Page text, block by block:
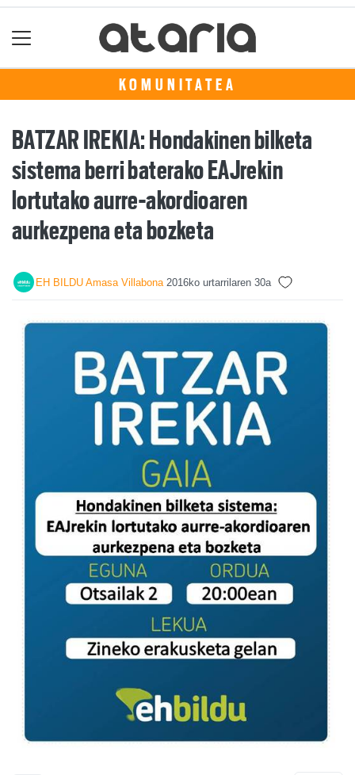
KOMUNITATEA
BATZAR IREKIA: Hondakinen bilketa
sistema berri baterako EAJrekin
lortutako aurre-akordioaren
aurkezpena eta bozketa
EH BILDU Amasa Villabona 2016ko urtarrilaren 30a